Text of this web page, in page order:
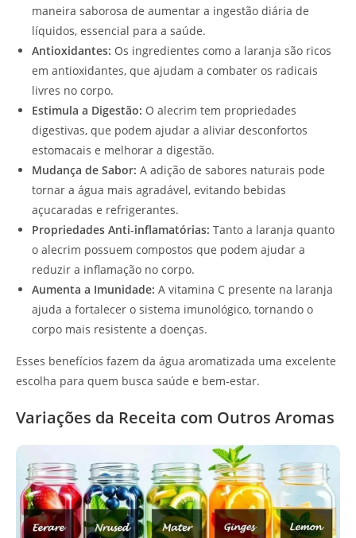
maneira saborosa de aumentar a ingestão diária de
líquidos, essencial para a saúde.
Antioxidantes: Os ingredientes como a laranja são ricos
em antioxidantes, que ajudam a combater os radicais
livres no corpo.
Estimula a Digestão: O alecrim tem propriedades
digestivas, que podem ajudar a aliviar desconfortos
estomacais e melhorar a digestão.
Mudança de Sabor: A adição de sabores naturais pode
tornar a água mais agradável, evitando bebidas
açucaradas e refrigerantes.
Propriedades Anti-inflamatórias: Tanto a laranja quanto
o alecrim possuem compostos que podem ajudar a
reduzir a inflamação no corpo.
Aumenta a Imunidade: A vitamina C presente na laranja
ajuda a fortalecer o sistema imunológico, tornando o
corpo mais resistente a doenças.
Esses benefícios fazem da água aromatizada uma excelente
escolha para quem busca saúde e bem-estar.
Variações da Receita com Outros Aromas